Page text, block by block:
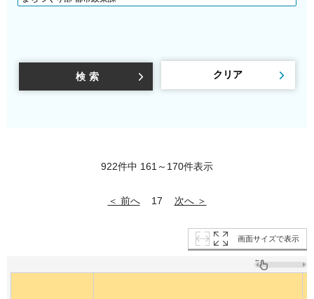
922件中 161～170件表示
＜ 前へ 17 次へ ＞
画面サイズで表示